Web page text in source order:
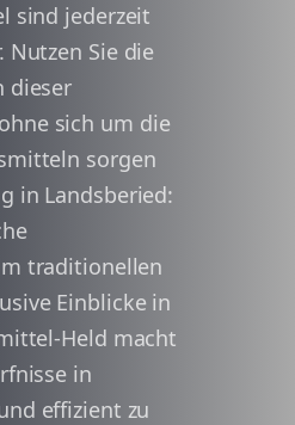
sind jederzeit
Nutzen Sie die
dieser
sich um die
sorgen
in Landsberied:
traditionellen
Einblicke in
Held macht
in
effizient zu